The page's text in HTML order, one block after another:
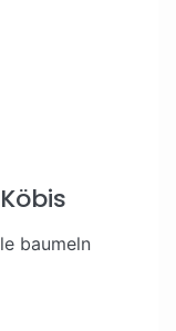
baumeln